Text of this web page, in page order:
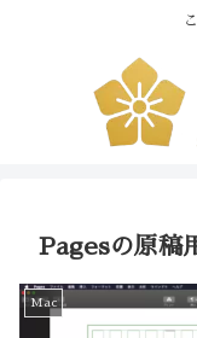
Pagesの原稿
Mac